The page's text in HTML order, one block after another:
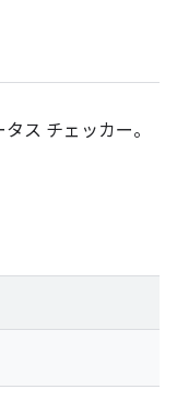
ス チェッカー。